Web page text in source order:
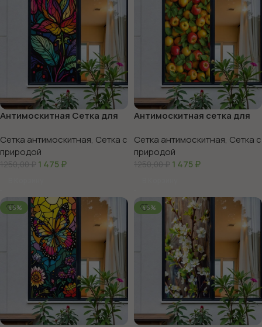
Антимоскитная Сетка для
Сетка антимоскитная, Сетка с
природой
1250,00₽ 1 475₽
Антимоскитная сетка для
Сетка антимоскитная, Сетка с
природой
1250,00₽ 1 475₽
-46% -46%